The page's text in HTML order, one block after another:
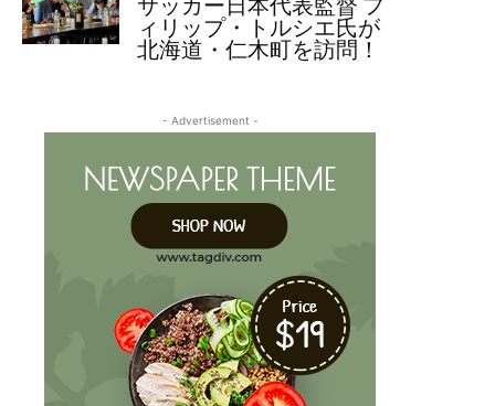
サッカー日本代表監督 フ
ィリップ・トルシエ氏が
北海道・仁木町を訪問！
- Advertisement -